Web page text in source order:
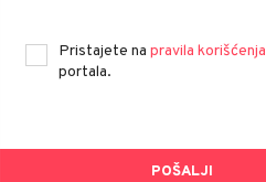
Pristajete na pravila korišćenja
portala.
POŠALJI